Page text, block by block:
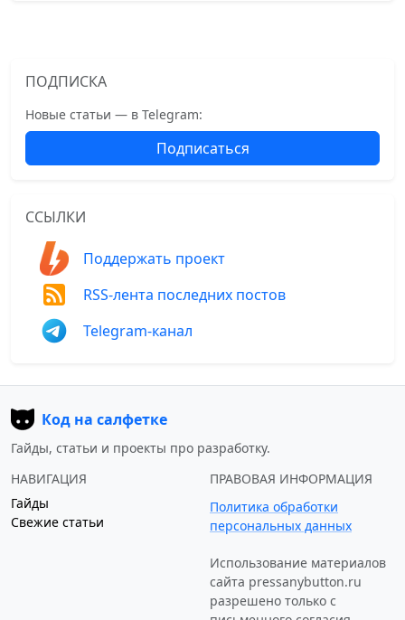
ПОДПИСКА
Новые статьи — в Telegram:
Подписаться
ССЫЛКИ
Поддержать проект
RSS-лента последних постов
Telegram-канал
Код на салфетке
Гайды, статьи и проекты про разработку.
НАВИГАЦИЯ
Гайды
Свежие статьи
ПРАВОВАЯ ИНФОРМАЦИЯ
Политика обработки
персональных данных
Использование материалов
сайта pressanybutton.ru
разрешено только c